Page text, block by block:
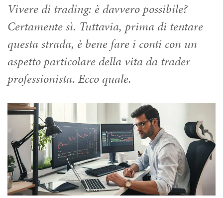
Vivere di trading: è davvero possibile?
Certamente sì. Tuttavia, prima di tentare
questa strada, è bene fare i conti con un
aspetto particolare della vita da trader
professionista. Ecco quale.